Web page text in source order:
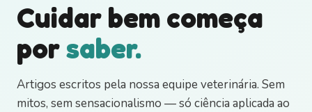
Cuidar bem começa
porsaber.
Artigos escritos pela nossa equipe veterinária. Sem
mitos, sem sensacionalismo — só ciência aplicada ao